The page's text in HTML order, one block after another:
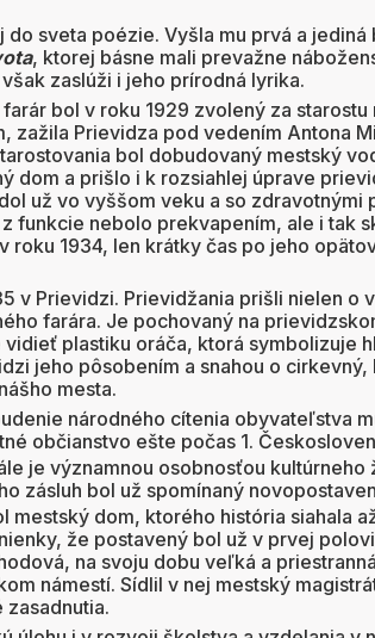
do sveta poézie. Vyšla mu prvá a jediná
, ktorej básne mali prevažne
zaslúži i jeho prírodná lyrika.
bol v roku 1929 zvolený za starostu
zažila Prievidza pod vedením Antona
bol dobudovaný mestský
dom a prišlo i k rozsiahlej úprave
už vo vyššom veku a so zdravotnými
funkcie nebolo prekvapením, ale i tak
roku 1934, len krátky čas po jeho
v Prievidzi. Prievidžania prišli nielen o
farára. Je pochovaný na
plastiku oráča, ktorá symbolizuje
jeho pôsobením a snahou o cirkevný,
mesta.
národného cítenia obyvateľstva
občianstvo ešte počas 1.
je významnou osobnosťou kultúrneho
zásluh bol už spomínaný
mestský dom, ktorého história siahala
že postavený bol už v prvej
na svoju dobu veľká a
námestí. Sídlil v nej mestský